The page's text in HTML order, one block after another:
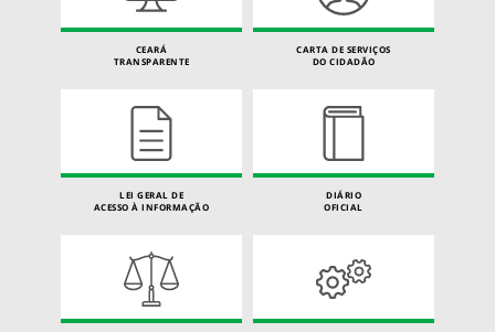
CEARÁ
TRANSPARENTE
CARTA DE SERVIÇOS
DO CIDADÃO
LEI GERAL DE
ACESSO À INFORMAÇÃO
DIÁRIO
OFICIAL